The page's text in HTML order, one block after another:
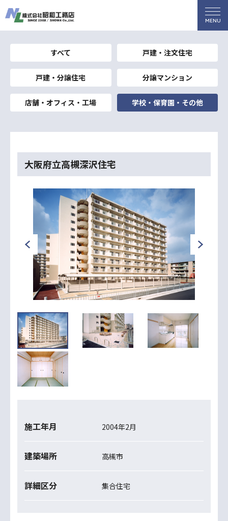
すべて 戸建・注文住宅
戸建・分譲住宅 分譲マンション
店舗・オフィス・工場 学校・保育園・その他
大阪府立高槻深沢住宅
施工年月 2004年2月
建築場所 高槻市
詳細区分 集合住宅